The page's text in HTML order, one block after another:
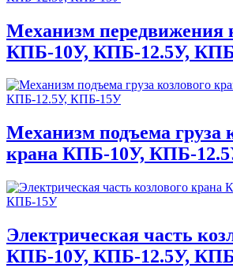
Механизм передвижения
КПБ-10У, КПБ-12.5У,
Механизм подъема груза
крана КПБ-10У, КПБ-
Электрическая часть
КПБ-10У, КПБ-12.5У,